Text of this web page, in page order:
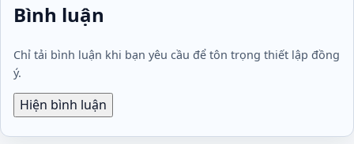
Bình luận
Chỉ tải bình luận khi bạn yêu cầu để tôn trọng thiết lập đồng
ý.
Hiện bình luận